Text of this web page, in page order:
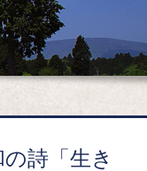
詩「生き